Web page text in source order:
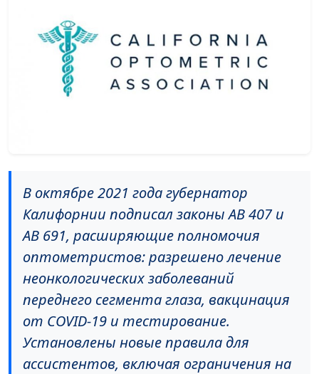
В октябре 2021 года губернатор
Калифорнии подписал законы AB 407 и
AB 691, расширяющие полномочия
оптометристов: разрешено лечение
неонкологических заболеваний
переднего сегмента глаза, вакцинация
от COVID-19 и тестирование.
Установлены новые правила для
ассистентов, включая ограничения на